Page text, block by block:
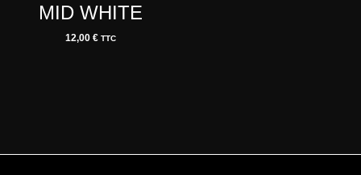
MID WHITE
12,00 € TTC